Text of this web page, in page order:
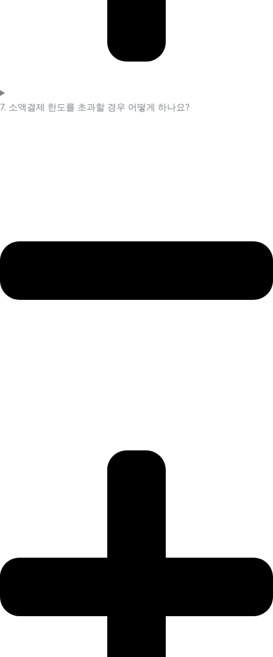
7. 소액결제 한도를 초과할 경우 어떻게 하나요?